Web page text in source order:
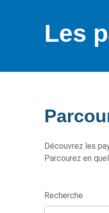
Les
Découvrez les
Parcourez en
Recherche